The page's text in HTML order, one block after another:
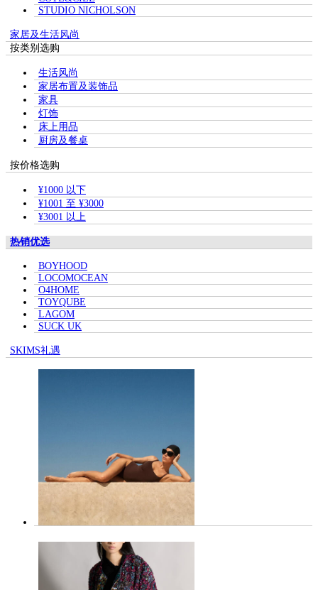
STUDIO NICHOLSON
家居及生活风尚
按类别选购
生活风尚
家居布置及装饰品
家具
灯饰
床上用品
厨房及餐桌
按价格选购
¥1000 以下
¥1001 至 ¥3000
¥3001 以上
热销优选
BOYHOOD
LOCOMOCEAN
O4HOME
TOYQUBE
LAGOM
SUCK UK
SKIMS礼遇